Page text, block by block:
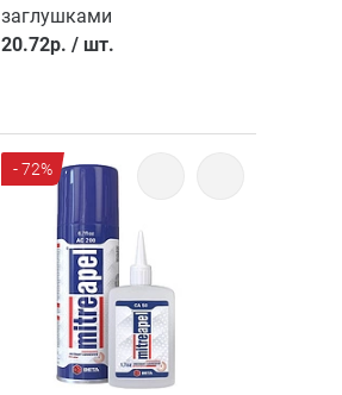
заглушками
20.72р. /шт.
- 72%